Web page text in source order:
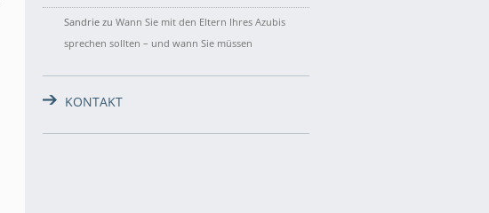
Sandrie zu Wann Sie mit den Eltern Ihres Azubis
sprechen sollten – und wann Sie müssen
KONTAKT